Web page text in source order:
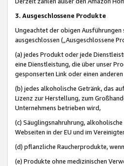
3. Ausgeschlossene Produkte
Ungeachtet der obigen
ausgeschlossen („Ausgeschlossene
(a) jedes Produkt oder jede
eine Dienstleistung, die über unser
gesponserten Link oder einen
(b) jedes alkoholische Getränk, das
Lizenz zur Herstellung, zum
Unternehmens betrieben wird,
(c) Säuglingsnahruhrung,
Webseiten in der EU und im
(d) pflanzliche Raucherprodukte,
(e) Produkte ohne medizinischen